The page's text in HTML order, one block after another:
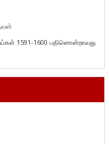
1591-1600 பதினொன்றாவது